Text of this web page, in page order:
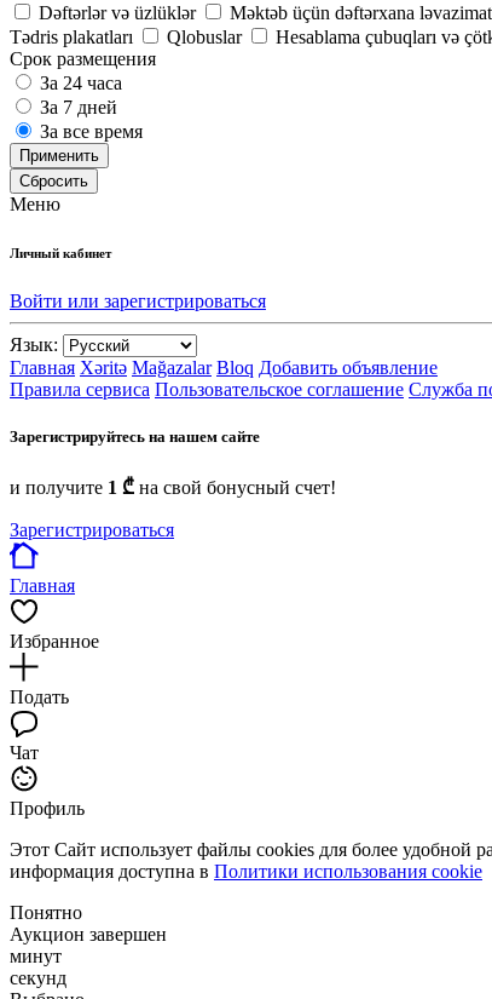
Dəftərlər və üzlüklər
Məktəb üçün dəftərxana
Tədris plakatları
Qlobuslar Hesablama çubuqları və
Срок размещения
За 24 часа
За 7 дней
За все время
Применить
Сбросить
Меню
Личный кабинет
Войти или зарегистрироваться
Язык:
Главная Xəritə Mağazalar Bloq Добавить объявление
Правила сервиса Пользовательское соглашение Служба
Зарегистрируйтесь на нашем сайте
и получите 1 ₾ на свой бонусный счет!
Зарегистрироваться
Главная
Избранное
Подать
Чат
Профиль
Этот Сайт использует файлы cookies для более удобной
информация доступна в Политики использования cookie
Понятно
Аукцион завершен
минут
секунд